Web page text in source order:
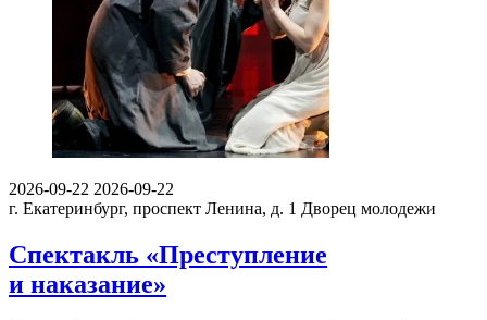
2026-09-22 2026-09-22
г. Екатеринбург, проспект Ленина, д. 1 Дворец молодежи
Спектакль «Преступление
и наказание»